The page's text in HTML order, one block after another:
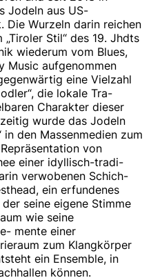
Jodeln aus US-
Die Wurzeln darin reichen
Stil“ des 19. Jhdts
wiederum vom Blues,
Music aufgenommen
eine Vielzahl
die lokale Tra-
Charakter dieser
wurde das Jodeln
den Massenmedien zum
von
einer idyllisch-tradi-
verwobenen Schich-
ein erfundenes
seine eigene Stimme
wie seine
mente einer
zum Klangkörper
ein Ensemble, in
können.